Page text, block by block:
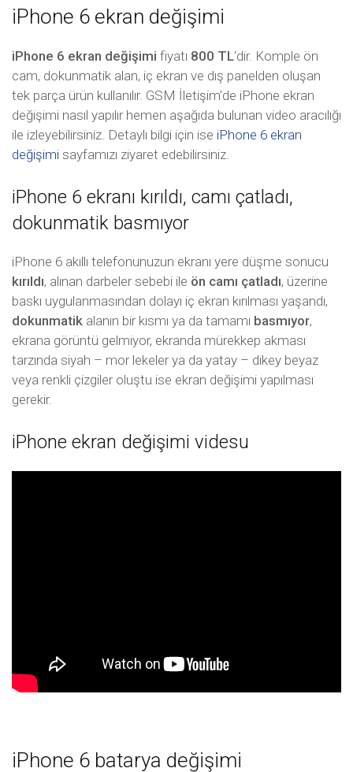
iPhone 6 ekran değişimi
iPhone 6 ekran değişimi fiyatı 800 TL‘dir. Komple ön
cam, dokunmatik alan, iç ekran ve dış panelden oluşan
tek parça ürün kullanılır. GSM İletişim’de iPhone ekran
değişimi nasıl yapılır hemen aşağıda bulunan video aracılığı
ile izleyebilirsiniz. Detaylı bilgi için ise iPhone 6 ekran
değişimi sayfamızı ziyaret edebilirsiniz.
iPhone 6 ekranı kırıldı, camı çatladı,
dokunmatik basmıyor
iPhone 6 akıllı telefonunuzun ekranı yere düşme sonucu
kırıldı, alınan darbeler sebebi ile ön camı çatladı, üzerine
baskı uygulanmasından dolayı iç ekran kırılması yaşandı,
dokunmatik alanın bir kısmı ya da tamamı basmıyor,
ekrana görüntü gelmiyor, ekranda mürekkep akması
tarzında siyah – mor lekeler ya da yatay – dikey beyaz
veya renkli çizgiler oluştu ise ekran değişimi yapılması
gerekir.
iPhone ekran değişimi videsu
iPhone 6 batarya değişimi